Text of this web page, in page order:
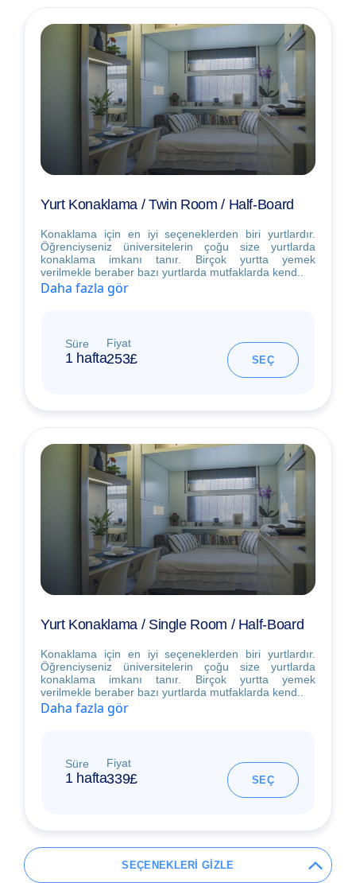
Yurt Konaklama / Twin Room / Half-Board
Konaklama için en iyi seçeneklerden biri yurtlardır.
Öğrenciyseniz üniversitelerin çoğu size yurtlarda
konaklama imkanı tanır. Birçok yurtta yemek
verilmekle beraber bazı yurtlarda mutfaklarda kend..
Daha fazla gör
Süre
1 hafta
Fiyat
253£ SEÇ
Yurt Konaklama / Single Room / Half-Board
Konaklama için en iyi seçeneklerden biri yurtlardır.
Öğrenciyseniz üniversitelerin çoğu size yurtlarda
konaklama imkanı tanır. Birçok yurtta yemek
verilmekle beraber bazı yurtlarda mutfaklarda kend..
Daha fazla gör
Süre
1 hafta
Fiyat
339£ SEÇ
SEÇENEKLERİ GİZLE